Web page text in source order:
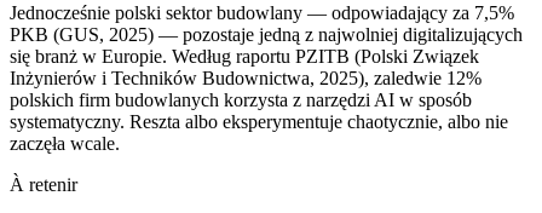
Jednocześnie polski sektor budowlany — odpowiadający za 7,5%
PKB (GUS, 2025) — pozostaje jedną z najwolniej digitalizujących
się branż w Europie. Według raportu PZITB (Polski Związek
Inżynierów i Techników Budownictwa, 2025), zaledwie 12%
polskich firm budowlanych korzysta z narzędzi AI w sposób
systematyczny. Reszta albo eksperymentuje chaotycznie, albo nie
zaczęła wcale.
À retenir